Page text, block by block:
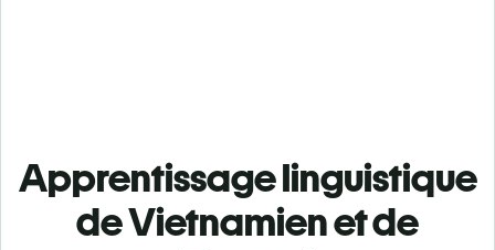
Apprentissage linguistique
de Vietnamien et de